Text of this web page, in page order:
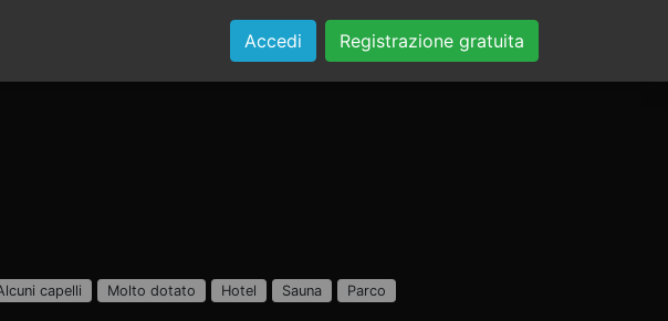
Accedi Registrazione gratuita
capelli Molto dotato Hotel Sauna Parco